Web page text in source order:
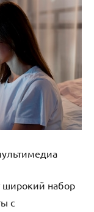
широкий набор
с